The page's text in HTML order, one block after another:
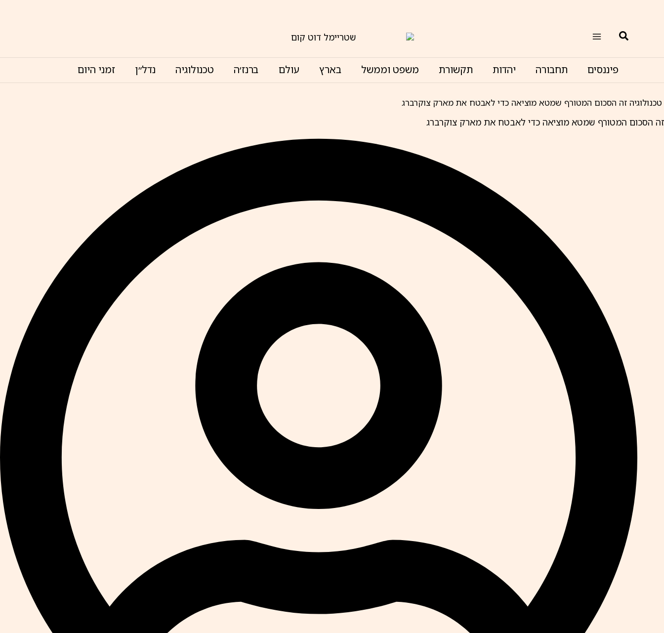
חיפוש
פיננסים תחבורה יהדות תקשורת משפט וממשל בארץ עולם ברנז׳ה טכנולוגיה נדל״ן זמני היום
טכנולוגיה זה הסכום המטורף שמטא מוציאה כדי לאבטח את מארק צוקרברג
זה הסכום המטורף שמטא מוציאה כדי לאבטח את מארק צוקרברג